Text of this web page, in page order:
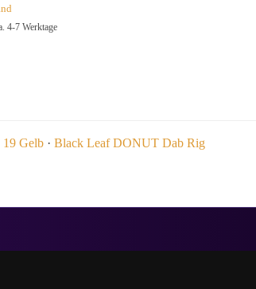
4-7 Werktage
Gelb · Black Leaf DONUT Dab Rig